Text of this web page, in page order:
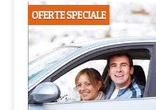
OFERTE SPECIALE